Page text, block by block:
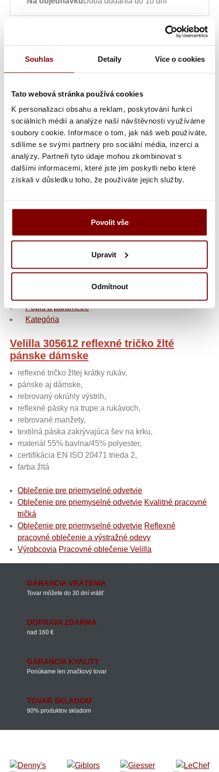
Souhlas Detaily Více o cookies
Tato webová stránka používá cookies
K personalizaci obsahu a reklam, poskytování funkcí
sociálních médií a analýze naší návštěvnosti využíváme
soubory cookie. Informace o tom, jak náš web používáte,
sdílíme se svými partnery pro sociální média, inzerci a
analýzy. Partneři tyto údaje mohou zkombinovat s
dalšími informacemi, které jste jim poskytli nebo které
získali v důsledku toho, že používáte jejich služby.
Povolit vše
Upravit
Odmítnout
U vás doma do 3 dní
Kód: 305612---YE
Pôvodná cena:18,69 €
14,94€ s DPH
12,15€ bez DPH
ks
Vložiť do košíka
Vlastní nášivka
iba logo len text
Popis a parametre
Kategória
Velilla 305612 reflexné tričko žlté
pánske dámske
reflexné tričko žltej krátky rukáv,
pánske aj dámske,
rebrovaný okrúhly výstrih,
reflexné pásky na trupe a rukávoch,
rebrované manžety,
textilná páska zakrývajúca šev na krku,
materiál 55% bavlna/45% polyester,
certifikácia EN ISO 20471 trieda 2,
farba žltá
Oblečenie pre priemyselné odvetvie
Oblečenie pre priemyselné odvetvie Kvalitné pracovné
tričká
Oblečenie pre priemyselné odvetvie Reflexné
pracovné oblečenie a výstražné odevy
Výrobcovia Pracovné oblečenie Velilla
GARANCIA VRÁTENIA
Tovar môžete do 30 dní vrátiť
DOPRAVA ZDARMA
nad 160 €
GARANCIA KVALITY
Ponúkame len značkový tovar
TOVAR SKLADOM
90% produktov skladom